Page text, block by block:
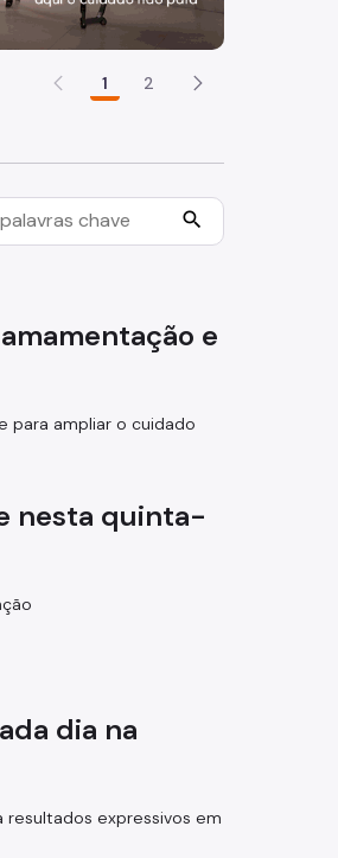
1 2
search
e
para ampliar o cuidado
nesta quinta-
dia na
resultados expressivos em